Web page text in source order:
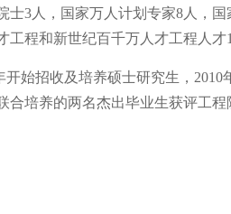
士3 人，国家万人计划专家8人，国
工程和新世纪百千万人才工程人才
开始招收及培养硕士研究生， 2010
合培养的两名杰出毕业生获评工